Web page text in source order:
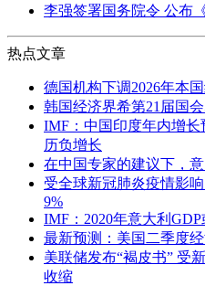
李强签署国务院令 公布
热点文章
德国机构下调2026年本
韩国经济界希第21届国
IMF：中国印度年内增
历负增长
在中国专家的建议下，
受全球新冠肺炎疫情影
9%
IMF：2020年意大利
最新预测：美国二季度
美联储发布“褐皮书” 受
收缩